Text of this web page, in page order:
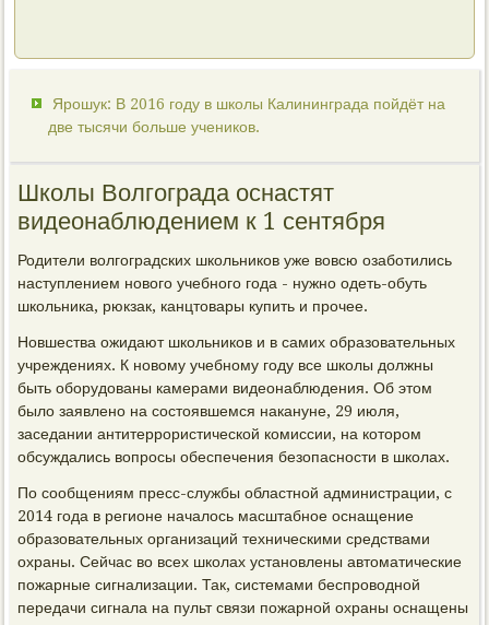
Ярошук: В 2016 году в школы Калининграда пойдёт на
две тысячи больше учеников.
Школы Волгограда оснастят
видеонаблюдением к 1 сентября
Родители волгоградских школьников уже вовсю озаботились
наступлением нового учебного года - нужно одеть-обуть
школьника, рюкзак, канцтовары купить и прочее.
Новшества ожидают школьников и в самих образовательных
учреждениях. К новому учебному году все школы должны
быть оборудованы камерами видеонаблюдения. Об этом
было заявлено на состоявшемся накануне, 29 июля,
заседании антитеррористической комиссии, на котором
обсуждались вопросы обеспечения безопасности в школах.
По сообщениям пресс-службы областной администрации, с
2014 года в регионе началось масштабное оснащение
образовательных организаций техническими средствами
охраны. Сейчас во всех школах установлены автоматические
пожарные сигнализации. Так, системами беспроводной
передачи сигнала на пульт связи пожарной охраны оснащены